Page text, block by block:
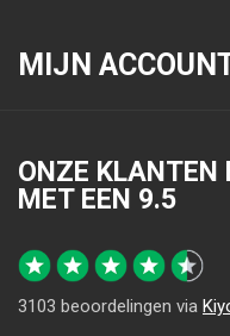
MIJN
ONZE KLANTEN
MET EEN 9.5
3103 beoordelingen via